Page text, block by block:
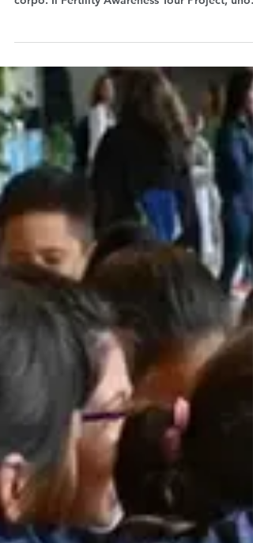
Tre appuntamenti per parlare di fertilità, scelte
corpo. Il Fertility Awareness Tour Project, uno
Umbria e Toscana, dal 5 al 7 maggio un ciclo di
workshop gratuiti e aperti a tutti, dal titolo
Tutto quel che c’è da sapere sul fare figli.
Adesso, in futuro... o anche mai. I workshop
sono tenuti da Eleonora Voltolina, fondatrice
TWWA, insieme alla ginecologa Claudia Livi
Centro Demet